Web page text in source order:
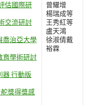
估國際研
交流研討
喬治亞大學
育學術研討
器 行動版
獎得獎感
曾耀增
楊瑞成等
王秀紅等
盧天鴻
徐淑倩戴
裕霖